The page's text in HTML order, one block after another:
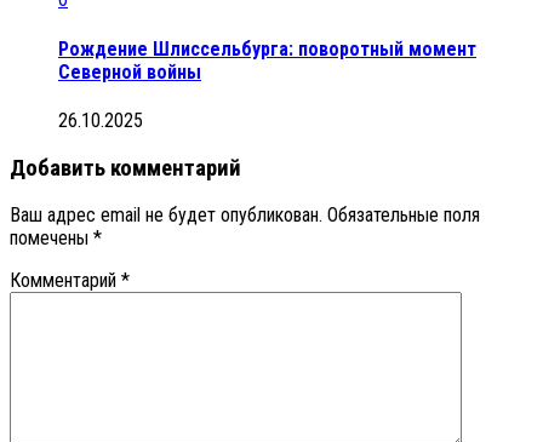
Рождение Шлиссельбурга: поворотный момент
Северной войны
26.10.2025
Добавить комментарий
Ваш адрес email не будет опубликован. Обязательные поля
помечены *
Комментарий *